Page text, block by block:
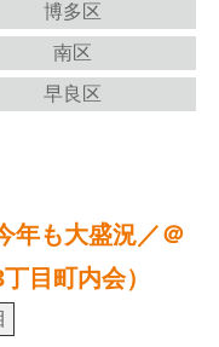
博多区
南区
早良区
年も大盛況／＠
目町内会）